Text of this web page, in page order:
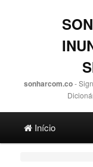
sonharcom.co-
Ir para o conteúdo
Ir para o conteúdo
Início